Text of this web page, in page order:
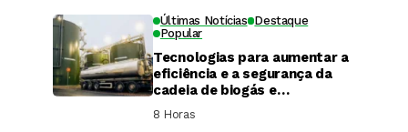
Últimas Notícias Destaque
Popular
Tecnologias para aumentar a
eficiência e a segurança da
cadeia de biogás e
biometano são destaque em
Fórum do setor
8 Horas ⁮